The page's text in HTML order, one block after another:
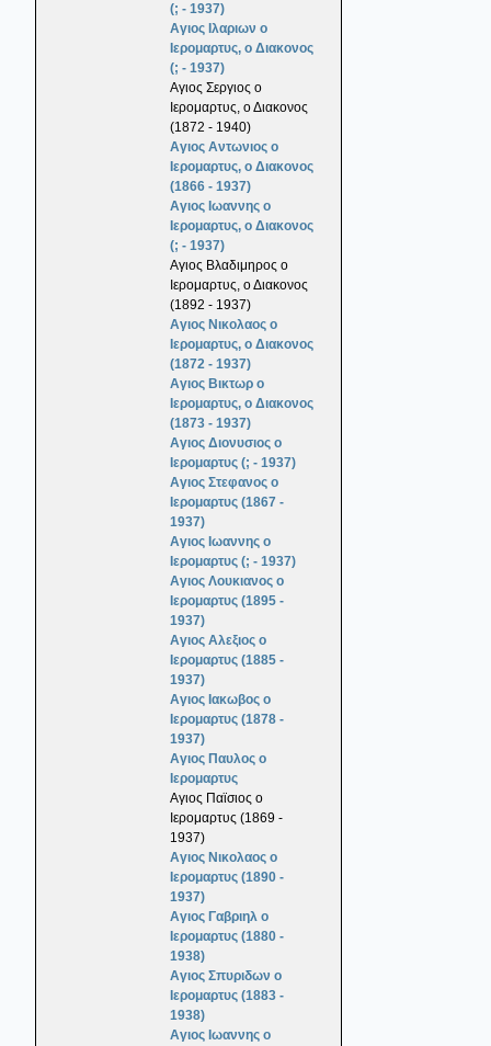
(; - 1937)
Αγιος Ιλαριων ο
Ιερομαρτυς, ο Διακονος
(; - 1937)
Αγιος Σεργιος ο
Ιερομαρτυς, ο Διακονος
(1872 - 1940)
Αγιος Αντωνιος ο
Ιερομαρτυς, ο Διακονος
(1866 - 1937)
Αγιος Ιωαννης ο
Ιερομαρτυς, ο Διακονος
(; - 1937)
Αγιος Βλαδιμηρος ο
Ιερομαρτυς, ο Διακονος
(1892 - 1937)
Αγιος Νικολαος ο
Ιερομαρτυς, ο Διακονος
(1872 - 1937)
Αγιος Βικτωρ ο
Ιερομαρτυς, ο Διακονος
(1873 - 1937)
Αγιος Διονυσιος ο
Ιερομαρτυς (; - 1937)
Αγιος Στεφανος ο
Ιερομαρτυς (1867 -
1937)
Αγιος Ιωαννης ο
Ιερομαρτυς (; - 1937)
Αγιος Λουκιανος ο
Ιερομαρτυς (1895 -
1937)
Αγιος Αλεξιος ο
Ιερομαρτυς (1885 -
1937)
Αγιος Ιακωβος ο
Ιερομαρτυς (1878 -
1937)
Αγιος Παυλος ο
Ιερομαρτυς
Αγιος Παϊσιος ο
Ιερομαρτυς (1869 -
1937)
Αγιος Νικολαος ο
Ιερομαρτυς (1890 -
1937)
Αγιος Γαβριηλ ο
Ιερομαρτυς (1880 -
1938)
Αγιος Σπυριδων ο
Ιερομαρτυς (1883 -
1938)
Αγιος Ιωαννης ο